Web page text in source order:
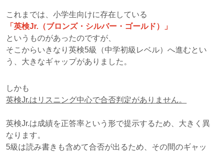
これまでは、小学生向けに存在している
「英検Jr.（ブロンズ・シルバー・ゴールド）」
というものがあったのですが、
そこからいきなり英検5級（中学初級レベル）へ進むとい
う、大きなギャップがありました。
しかも
英検Jr.はリスニング中心で合否判定がありません。
英検Jr.は成績を正答率という形で提示するため、大きく異
なります。
5級は読み書きも含めて合否が出るため、その間のギャッ